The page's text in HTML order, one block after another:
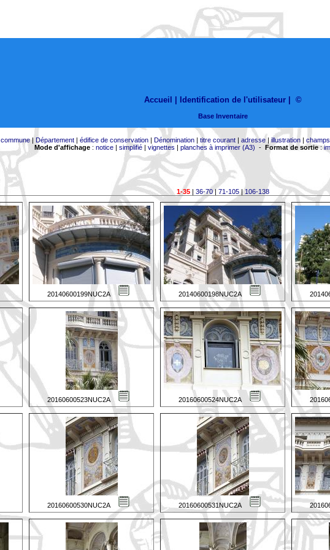
Accueil | Identification de l'utilisateur ©
Base Inventaire
commune| Département| édifice de conservation| Dénomination| titre courant| adresse|illustration|
Mode d'affichage: notice| simplifié| vignettes | planches à imprimer (A3) - Format de sortie:
1-35| 36-70| 71-105|106-138
20140600199NUC2A 20140600198NUC2A
20160600523NUC2A 20160600524NUC2A
20160600530NUC2A 20160600531NUC2A